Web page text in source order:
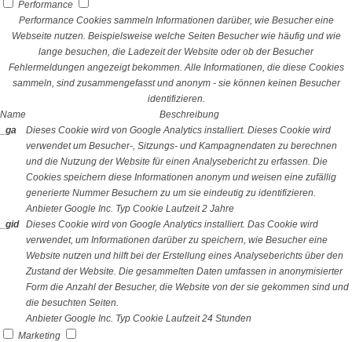
Performance
Performance Cookies sammeln Informationen darüber, wie Besucher eine
Webseite nutzen. Beispielsweise welche Seiten Besucher wie häufig und wie
lange besuchen, die Ladezeit der Website oder ob der Besucher
Fehlermeldungen angezeigt bekommen. Alle Informationen, die diese Cookies
sammeln, sind zusammengefasst und anonym - sie können keinen Besucher
identifizieren.
Name
Beschreibung
_ga
Dieses Cookie wird von Google Analytics installiert. Dieses Cookie wird
verwendet um Besucher-, Sitzungs- und Kampagnendaten zu berechnen
und die Nutzung der Website für einen Analysebericht zu erfassen. Die
Cookies speichern diese Informationen anonym und weisen eine zufällig
generierte Nummer Besuchern zu um sie eindeutig zu identifizieren.
Anbieter Google Inc. Typ Cookie Laufzeit 2 Jahre
_gid
Dieses Cookie wird von Google Analytics installiert. Das Cookie wird
verwendet, um Informationen darüber zu speichern, wie Besucher eine
Website nutzen und hilft bei der Erstellung eines Analyseberichts über den
Zustand der Website. Die gesammelten Daten umfassen in anonymisierter
Form die Anzahl der Besucher, die Website von der sie gekommen sind und
die besuchten Seiten.
Anbieter Google Inc. Typ Cookie Laufzeit 24 Stunden
Marketing